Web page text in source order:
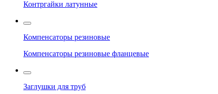
Контргайки латунные
Компенсаторы резиновые
Компенсаторы резиновые фланцевые
Заглушки для труб